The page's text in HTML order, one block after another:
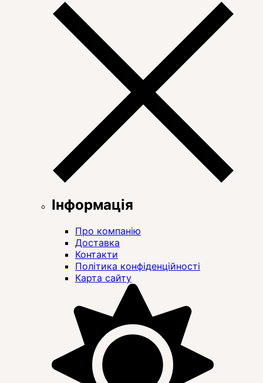
Інформація
Про компанію
Доставка
Контакти
Політика конфіденційності
Карта сайту